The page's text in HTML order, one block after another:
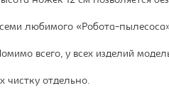
любимого «Робота-
всего, у всех изделий
чистку отдельно.